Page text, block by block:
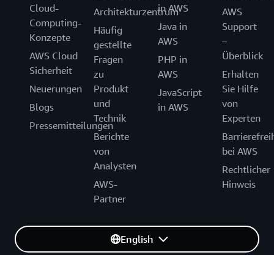
Cloud-
Computing-
Konzepte
AWS Cloud
Sicherheit
Neuerungen
Blogs
Pressemitteilungen
Architekturzentrum
Häufig
gestellte
Fragen
zu
Produkt
und
Technik
Berichte
von
Analysten
AWS-
Partner
in AWS
Java in
AWS
PHP in
AWS
JavaScript
in AWS
AWS
Support
–
Überblick
Erhalten
Sie Hilfe
von
Experten
bei AWS
Rechtlicher
Hinweis
English